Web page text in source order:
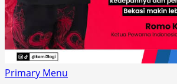
Primary Menu